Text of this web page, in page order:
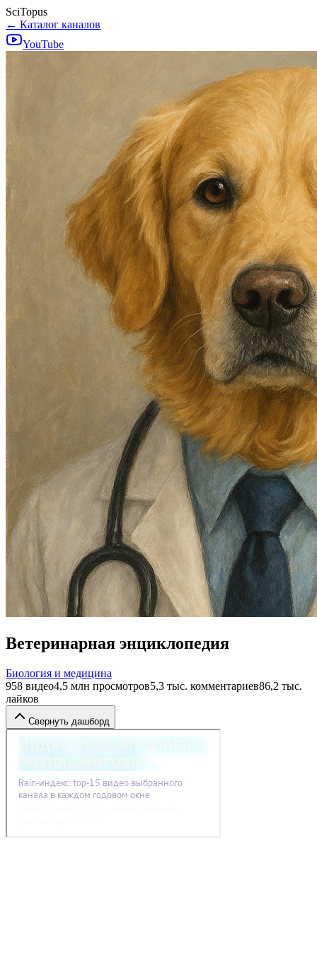
SciTopus
← Каталог каналов
YouTube
Ветеринарная энциклопедия
Биология и медицина
958 видео4,5 млн просмотров5,3 тыс. комментариев86,2 тыс.
лайков
Свернуть дашборд